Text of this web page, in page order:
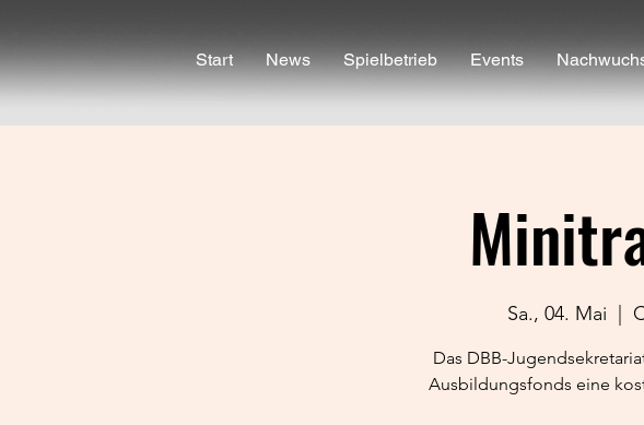
Start News Spielbetrieb Events
Sa., 04. Mai
Das DBB-
Ausbildungsfonds eine